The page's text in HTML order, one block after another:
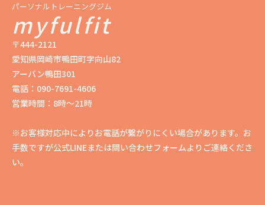
パーソナルトレーニングジム
myfulfit
〒444-2121
愛知県岡崎市鴨田町字向山82
アーバン鴨田301
電話：090-7691-4606
営業時間：8時〜21時
※お客様対応中によりお電話が繋がりにくい場合があります。お
手数ですが公式LINEまたは問い合わせフォームよりご連絡くださ
い。